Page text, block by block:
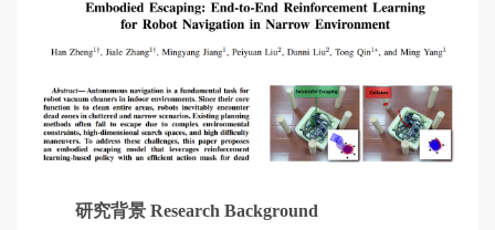
研究背景 Research Background